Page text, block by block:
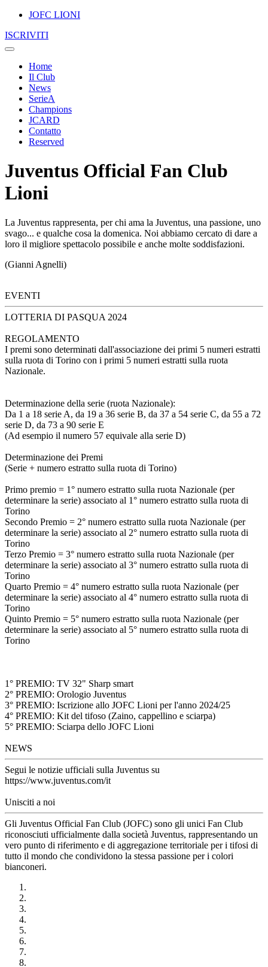
JOFC LIONI
ISCRIVITI
Home
Il Club
News
SerieA
Champions
JCARD
Contatto
Reserved
Juventus Official Fan Club
Lioni
La Juventus rappresenta, per chi ama la Juventus, una passione, uno
svago... e qualche cosa la domenica. Noi abbiamo cercato di dare a
loro il migliore spettacolo possibile e anche molte soddisfazioni.
(Gianni Agnelli)
EVENTI
LOTTERIA DI PASQUA 2024
REGOLAMENTO
I premi sono determinati dall'associazione dei primi 5 numeri estratti
sulla ruota di Torino con i primi 5 numeri estratti sulla ruota
Nazionale.
Determinazione della serie (ruota Nazionale):
Da 1 a 18 serie A, da 19 a 36 serie B, da 37 a 54 serie C, da 55 a 72
serie D, da 73 a 90 serie E
(Ad esempio il numero 57 equivale alla serie D)
Determinazione dei Premi
(Serie + numero estratto sulla ruota di Torino)
Primo premio = 1° numero estratto sulla ruota Nazionale (per
determinare la serie) associato al 1° numero estratto sulla ruota di
Torino
Secondo Premio = 2° numero estratto sulla ruota Nazionale (per
determinare la serie) associato al 2° numero estratto sulla ruota di
Torino
Terzo Premio = 3° numero estratto sulla ruota Nazionale (per
determinare la serie) associato al 3° numero estratto sulla ruota di
Torino
Quarto Premio = 4° numero estratto sulla ruota Nazionale (per
determinare la serie) associato al 4° numero estratto sulla ruota di
Torino
Quinto Premio = 5° numero estratto sulla ruota Nazionale (per
determinare la serie) associato al 5° numero estratto sulla ruota di
Torino
1° PREMIO: TV 32" Sharp smart
2° PREMIO: Orologio Juventus
3° PREMIO: Iscrizione allo JOFC Lioni per l'anno 2024/25
4° PREMIO: Kit del tifoso (Zaino, cappellino e sciarpa)
5° PREMIO: Sciarpa dello JOFC Lioni
NEWS
Segui le notizie ufficiali sulla Juventus su
https://www.juventus.com/it
Unisciti a noi
Gli Juventus Official Fan Club (JOFC) sono gli unici Fan Club
riconosciuti ufficialmente dalla società Juventus, rappresentando un
vero punto di riferimento e di aggregazione territoriale per i tifosi di
tutto il mondo che condividono la stessa passione per i colori
bianconeri.